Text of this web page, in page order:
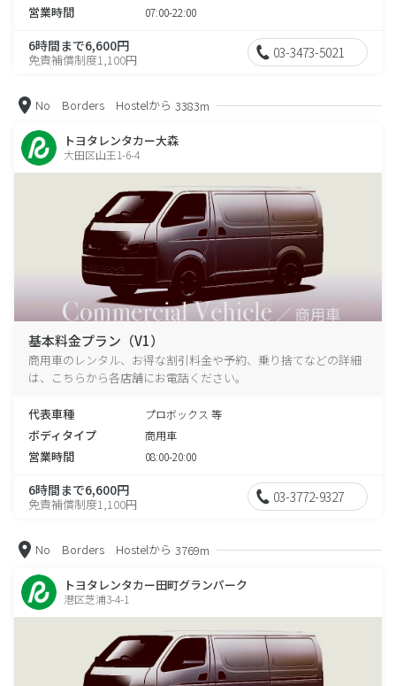
営業時間 07:00-22:00
6時間まで6,600円
免責補償制度1,100円 03-3473-5021
No Borders Hostelから 3383m
トヨタレンタカー大森
大田区山王1-6-4
基本料金プラン（V1）
商用車のレンタル、お得な割引料金や予約、乗り捨てなどの詳細
は、こちらから各店舗にお電話ください。
代表車種 プロボックス 等
ボディタイプ 商用車
営業時間 08:00-20:00
6時間まで6,600円
免責補償制度1,100円 03-3772-9327
No Borders Hostelから 3769m
トヨタレンタカー田町グランパーク
港区芝浦3-4-1